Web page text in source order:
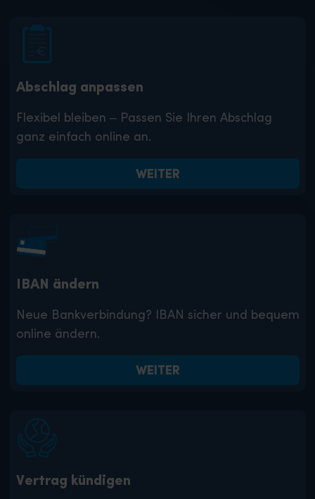
Abschlag anpassen
Flexibel bleiben – Passen Sie Ihren Abschlag
ganz einfach online an.
WEITER
IBAN ändern
Neue Bankverbindung? IBAN sicher und bequem
online ändern.
WEITER
Vertrag kündigen